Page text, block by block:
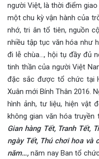
người Việt, là thời điểm
một chu kỳ vận hành của
nhớ, tri ân tổ tiên, nguồn
nhiều tập tục văn hóa như
đi lễ chùa…, hội tụ đầy đủ
tinh thần của người Việt
đặc sắc được tổ chức tại
Xuân mới Bính Thân 2016.
hình ảnh, tư liệu, hiện vật
không gian văn hóa
Gian hàng Tết, Tranh Tết,
ngày Tết, Thú chơi hoa và
năm…,năm nay Ban tổ